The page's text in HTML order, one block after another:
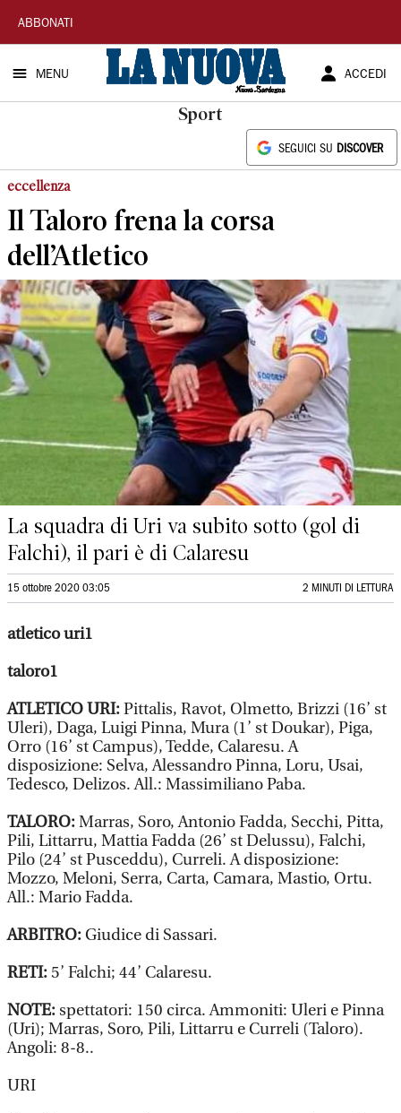
La
Nuova
Sardegna
ABBONATI
MENU ACCEDI
Sport
SEGUICI SU DISCOVER
eccellenza
Il Taloro frena la corsa
dell’Atletico
La squadra di Uri va subito sotto (gol di
Falchi), il pari è di Calaresu
15 ottobre 2020 03:05 2 MINUTI DI LETTURA
atletico uri1
taloro1
ATLETICO URI:Pittalis, Ravot, Olmetto, Brizzi (16’ st
Uleri), Daga, Luigi Pinna, Mura (1’ st Doukar), Piga,
Orro (16’ st Campus), Tedde, Calaresu. A
disposizione: Selva, Alessandro Pinna, Loru, Usai,
Tedesco, Delizos. All.: Massimiliano Paba.
TALORO:Marras, Soro, Antonio Fadda, Secchi, Pitta,
Pili, Littarru, Mattia Fadda (26’ st Delussu), Falchi,
Pilo (24’ st Pusceddu), Curreli. A disposizione:
Mozzo, Meloni, Serra, Carta, Camara, Mastio, Ortu.
All.: Mario Fadda.
ARBITRO:Giudice di Sassari.
RETI:5’ Falchi; 44’ Calaresu.
NOTE:spettatori: 150 circa. Ammoniti: Uleri e Pinna
(Uri); Marras, Soro, Pili, Littarru e Curreli (Taloro).
Angoli: 8-8..
URI